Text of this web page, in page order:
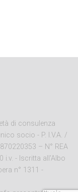
di consulenza
socio - P. I.V.A. /
– N° REA
i.v. - Iscritta all'Albo
n° 1311 -